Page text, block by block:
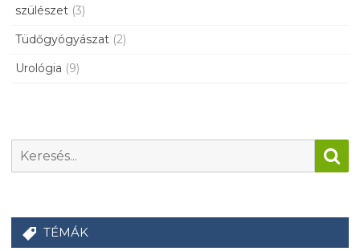
szülészet (3)
Tüdőgyógyászat (2)
Urológia (9)
TÉMÁK